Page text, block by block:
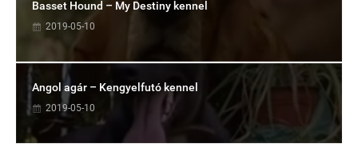
Basset Hound – My Destiny kennel
2019-05-10
Angol agár – Kengyelfutó kennel
2019-05-10